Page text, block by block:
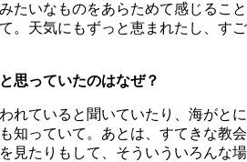
たいなものをあらためて感じること
。天気にもずっと恵まれたし、すご
思っていたのはなぜ？
れていると聞いていたり、海がとに
知っていて。あとは、すてきな教会
見たりもして、そういういろんな場